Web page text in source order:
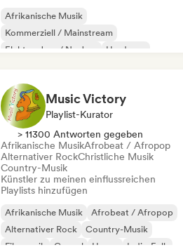
Afrikanische Musik
Kommerziell / Mainstream
Elektro-Jazz / Nu Jazz
Hardcore
Music Victory
Playlist-Kurator
> 11300 Antworten gegeben
Afrikanische MusikAfrobeat / Afropop
Alternativer RockChristliche Musik
Country-Musik
Künstler zu meinen einflussreichen
Playlists hinzufügen
Afrikanische Musik
Afrobeat / Afropop
Alternativer Rock
Country-Musik
Filmmusik
Gospel House Indie-Folk